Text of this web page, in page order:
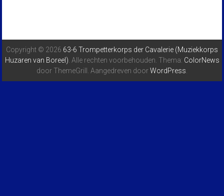
Copyright © 2026 63-6 Trompetterkorps der Cavalerie (Muziekkorps
Huzaren van Boreel) . Alle rechten voorbehouden. Thema: ColorNews
door ThemeGrill. Aangedreven doorWordPress